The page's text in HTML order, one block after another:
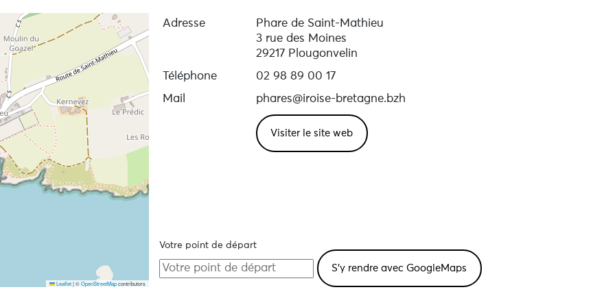
Leaflet |©OpenStreetMapcontributors
Adresse
Phare de Saint-Mathieu
3 rue des Moines
29217 Plougonvelin
Téléphone
02 98 89 00 17
Mail
phares@iroise-bretagne.bzh
Visiter le site web
Votre point de départ